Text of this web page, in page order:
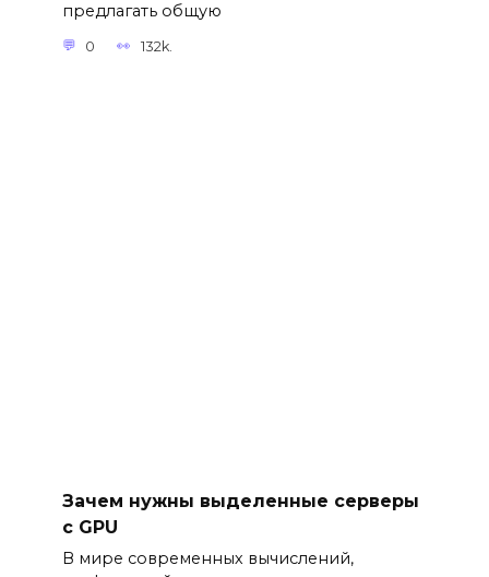
предлагать общую
0 132k.
Зачем нужны выделенные серверы
с GPU
В мире современных вычислений,